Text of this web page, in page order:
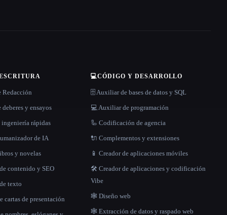
y ensayos
rápidas
de IA
y novelas
contenido y SEO
texto
cartas de presentación
💻CÓDIGO Y DESARROLLO
🗄️ Auxiliar de bases de datos y SQL
💻 Auxiliar de programación
🦾 Codificación de agencia
🔌 Complementos y extensiones
📱 Creador de aplicaciones móviles
🛠️ Creador de aplicaciones y codificación
Vibe
🕸 Diseño web
🕸️ Extracción de datos y raspado web